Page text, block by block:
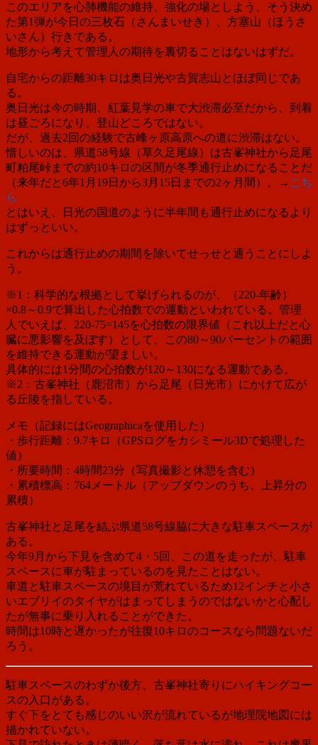
このエリアを心肺機能の維持、強化の場としよう、そう決め
た第1弾が今日の三枚石（さんまいせき）、方塞山（ほうさ
いさん）行きである。
地形から考えて管理人の期待を裏切ることはないはずだ。
自宅からの距離30キロは奥日光や古賀志山とほぼ同じであ
る。
奥日光は今の時期、紅葉見学の車で大渋滞必至だから、到着
は昼ごろになり、登山どころではない。
だが、過去2回の経験で古峰ヶ原高原への道に渋滞はない。
惜しいのは、県道58号線（草久足尾線）は古峯神社から足尾
町粕尾峠までの約10キロの区間が冬季通行止めになることだ
（来年だと6年1月19日から3月15日までの2ヶ月間）。→ こち
ら
とはいえ、日光の国道のように半年間も通行止めになるより
はずっといい。
これからは通行止めの期間を除いてせっせと通うことにしよ
う。
※1： 科学的な根拠として挙げられるのが、（220-年齢）
×0.8～0.9で算出した心拍数での運動といわれている。管理
人でいえば、220-75=145を心拍数の限界値（これ以上だと心
臓に悪影響を及ぼす）として、この80～90パーセントの範囲
を維持できる運動が望ましい。
具体的には1分間の心拍数が120～130になる運動である。
※2： 古峯神社（鹿沼市）から足尾（日光市）にかけて広が
る丘陵を指している。
メモ（記録にはGeographicaを使用した）
・歩行距離：9.7キロ（GPSログをカシミール3Dで処理した
値）
・所要時間：4時間23分（写真撮影と休憩を含む）
・累積標高：764メートル（アップダウンのうち、上昇分の
累積）
古峯神社と足尾を結ぶ県道58号線脇に大きな駐車スペースが
ある。
今年9月から下見を含めて4・5回、この道を走ったが、駐車
スペースに車が駐まっているのを見たことはない。
車道と駐車スペースの境目が荒れているため12インチと小さ
いエブリイのタイヤがはまってしまうのではないかと心配し
たが無事に乗り入れることができた。
時間は10時と遅かったが往復10キロのコースなら問題ないだ
ろう。
駐車スペースのわずか後方、古峯神社寄りにハイキングコー
スの入口がある。
すぐ下をとても感じのいい沢が流れているが地理院地図には
描かれていない。